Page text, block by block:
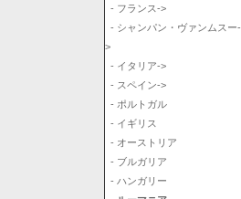
- フランス->
- シャンパン・ヴァンムスー-
>
- イタリア->
- スペイン->
- ポルトガル
- イギリス
- オーストリア
- ブルガリア
- ハンガリー